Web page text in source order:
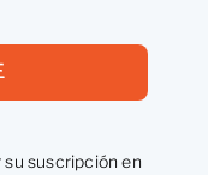
suscripción en